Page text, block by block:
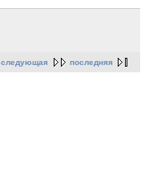
следующая последняя